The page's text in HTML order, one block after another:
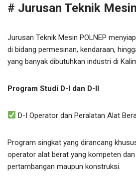
# Jurusan Teknik Mesin
Jurusan Teknik Mesin POLNEP
di bidang permesinan, kendaraan,
yang banyak dibutuhkan industri di
Program Studi D-I dan D-II
D-I Operator dan Peralatan Alat
Program singkat yang dirancang
operator alat berat yang kompeten
pertambangan maupun konstruksi.